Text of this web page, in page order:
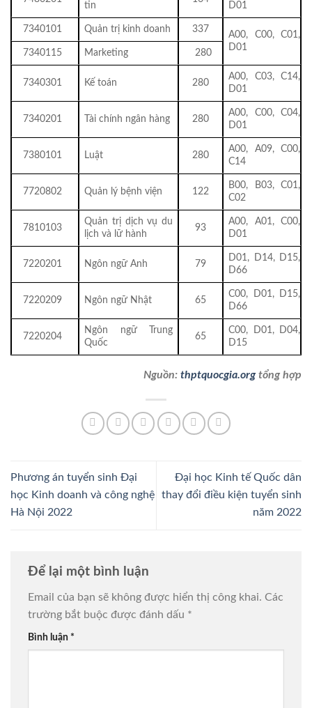
tin D01
7340101 Quản trị kinh doanh 337
A00, C00, C01,
D01
7340115 Marketing 280
7340301 Kế toán 280
A00, C03, C14,
D01
7340201 Tài chính ngân hàng 280
A00, C00, C04,
D01
7380101 Luật 280
A00, A09, C00,
C14
7720802 Quản lý bệnh viện 122
B00, B03, C01,
C02
7810103
Quản trị dịch vụ du
lịch và lữ hành
93
A00, A01, C00,
D01
7220201 Ngôn ngữ Anh 79
D01, D14, D15,
D66
7220209 Ngôn ngữ Nhật 65
C00, D01, D15,
D66
7220204
Ngôn ngữ Trung
Quốc
65
C00, D01, D04,
D15
Nguồn: thptquocgia.orgtổng hợp
Phương án tuyển sinh Đại
học Kinh doanh và công nghệ
Hà Nội 2022
Đại học Kinh tế Quốc dân
thay đổi điều kiện tuyển sinh
năm 2022
Để lại một bình luận
Email của bạn sẽ không được hiển thị công khai. Các
trường bắt buộc được đánh dấu *
Bình luận *